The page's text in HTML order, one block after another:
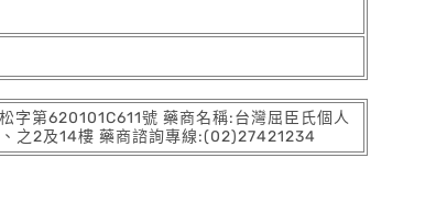
第620101C611號 藥商名稱:台灣屈臣氏個人
之2及14樓 藥商諮詢專線:(02)27421234